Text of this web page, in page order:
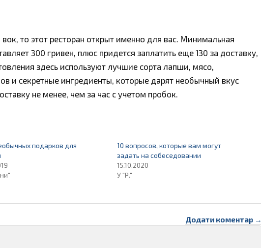
то этот ресторан открыт именно для вас. Минимальная
300 гривен, плюс придется заплатить еще 130 за доставку,
здесь используют лучшие сорта лапши, мясо,
и секретные ингредиенты, которые дарят необычный вкус
не менее, чем за час с учетом пробок.
подарков для
10 вопросов, которые вам могут
задать на собеседовании
15.10.2020
У "Р."
Додати коментар →